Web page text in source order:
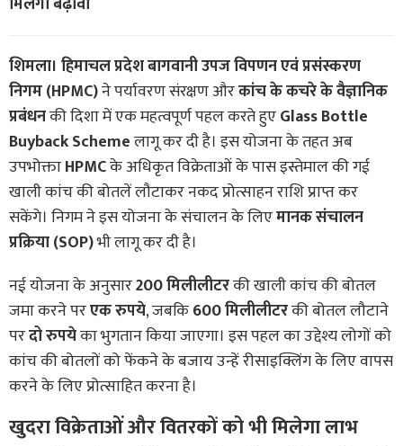
शिमला। हिमाचल प्रदेश बागवानी उपज विपणन एवं प्रसंस्करण
निगम (HPMC)ने पर्यावरण संरक्षण औरकांच के कचरे के वैज्ञानिक
प्रबंधनकी दिशा में एक महत्वपूर्ण पहल करते हुएGlass Bottle
Buyback Schemeलागू कर दी है। इस योजना के तहत अब
उपभोक्ताHPMCके अधिकृत विक्रेताओं के पास इस्तेमाल की गई
खाली कांच की बोतलें लौटाकर नकद प्रोत्साहन राशि प्राप्त कर
सकेंगे। निगम ने इस योजना के संचालन के लिएमानक संचालन
प्रक्रिया (SOP)भी लागू कर दी है।
नई योजना के अनुसार200 मिलीलीटरकी खाली कांच की बोतल
जमा करने परएक रुपये, जबकि600 मिलीलीटरकी बोतल लौटाने
परदो रुपयेका भुगतान किया जाएगा। इस पहल का उद्देश्य लोगों को
कांच की बोतलों को फेंकने के बजाय उन्हें रीसाइक्लिंग के लिए वापस
करने के लिए प्रोत्साहित करना है।
खुदरा विक्रेताओं और वितरकों को भी मिलेगा लाभ